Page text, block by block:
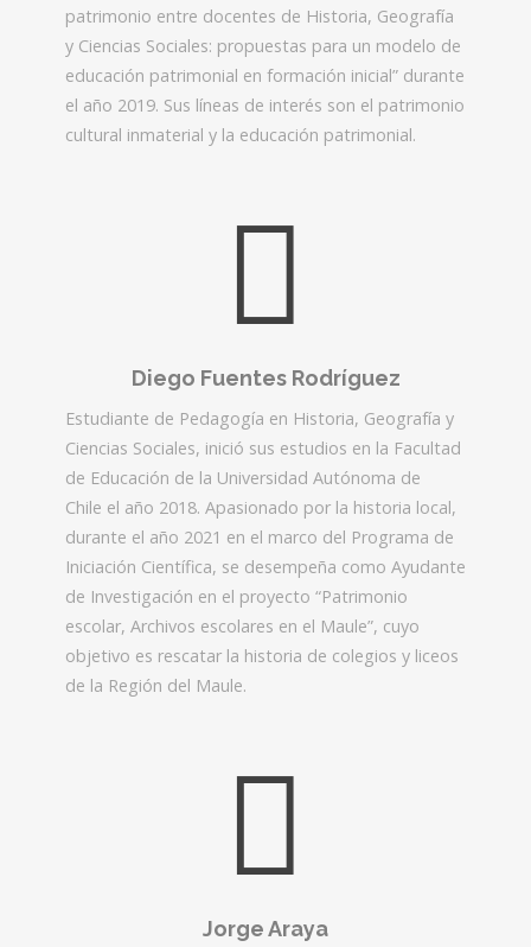
patrimonio entre docentes de Historia, Geografía
y Ciencias Sociales: propuestas para un modelo de
educación patrimonial en formación inicial” durante
el año 2019. Sus líneas de interés son el patrimonio
cultural inmaterial y la educación patrimonial.
Diego Fuentes Rodríguez
Estudiante de Pedagogía en Historia, Geografía y
Ciencias Sociales, inició sus estudios en la Facultad
de Educación de la Universidad Autónoma de
Chile el año 2018. Apasionado por la historia local,
durante el año 2021 en el marco del Programa de
Iniciación Científica, se desempeña como Ayudante
de Investigación en el proyecto “Patrimonio
escolar, Archivos escolares en el Maule”, cuyo
objetivo es rescatar la historia de colegios y liceos
de la Región del Maule.
Jorge Araya